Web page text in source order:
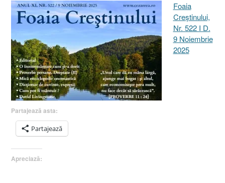
Foaia
Creştinului,
Nr. 522 I D.
9 Noiembrie
2025
Partajează asta:
Partajează
Apreciază: